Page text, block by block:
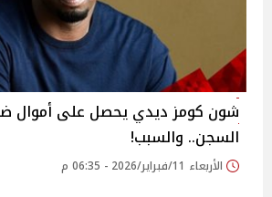
شون كومز ديدي يحصل على أموال
السجن.. والسبب!
الأربعاء 11/فبراير/2026 - 06:35 م